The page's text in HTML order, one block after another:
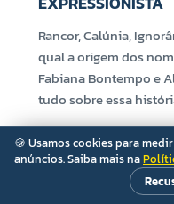
Rancor, Calúnia,
qual a origem dos
Fabiana Bontempo e
tudo sobre essa
🍪 Usamos cookies para
anúncios. Saiba mais na